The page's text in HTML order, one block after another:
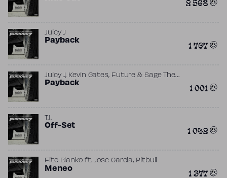
Juicy J
Payback 1 767
Juicy J, Kevin Gates, Future & Sage The
Geminift.Future
Payback 1 001
T.I.
Off-Set 1 042
Fito Blankoft.Jose Garcia, Pitbull
Meneo 1 377